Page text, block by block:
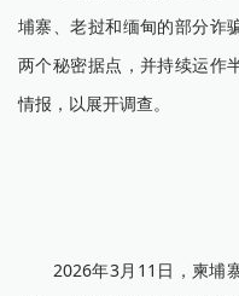
埔寨、老挝和缅甸的部分诈
两个秘密据点，并持续运作
情报，以展开调查。
2026年3月11日，柬埔寨